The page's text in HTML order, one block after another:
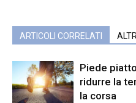
ARTICOLI CORRELATI
Piede
ridurre la
la corsa